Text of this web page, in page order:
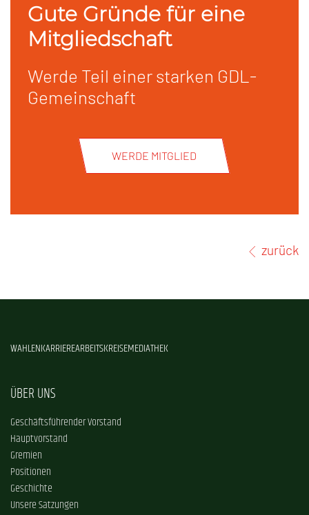
Gute Gründe für eine
Mitgliedschaft
Werde Teil einer starken GDL-
Gemeinschaft
WERDE MITGLIED
zurück
WAHLENKARRIEREARBEITSKREISEMEDIATHEK
ÜBER UNS
Geschäftsführender Vorstand
Hauptvorstand
Gremien
Positionen
Geschichte
Unsere Satzungen